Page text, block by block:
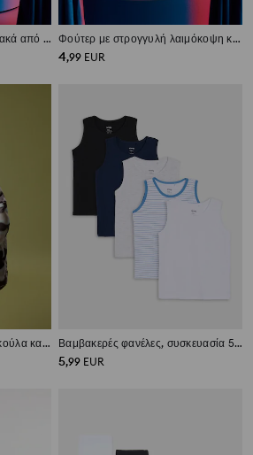
Φόρμα με φερμουάρ και γιακά από polar Spider-Man Φούτερ με στρογγυλή λαιμόκοψη και στάμπα Spider-Man
4,99 EUR
Καπιτονέ μπουφάν με κουκούλα και ανακλαστικά στοιχεία Βαμβακερές φανέλες, συσκευασία 5 τεμαχίων
5,99 EUR